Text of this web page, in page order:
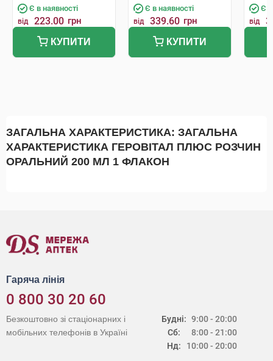
Є в наявності
від 223.00 грн
КУПИТИ
Є в наявності
від 339.60 грн
КУПИТИ
Є в
від
ЗАГАЛЬНА ХАРАКТЕРИСТИКА: ЗАГАЛЬНА
ХАРАКТЕРИСТИКА ГЕРОВІТАЛ ПЛЮС РОЗЧИН
ОРАЛЬНИЙ 200 МЛ 1 ФЛАКОН
Гаряча лінія
0 800 30 20 60
Будні:
Сб:
Нд:
9:00 - 20:00
8:00 - 21:00
10:00 - 20:00
Безкоштовно зі стаціонарних і
мобільних телефонів в Україні